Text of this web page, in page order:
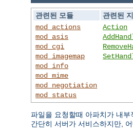
관련된 모듈
관련된
mod_actions
mod_asis
mod_cgi
mod_imagemap
mod_info
mod_mime
mod_negotiation
mod_status
Action
파일을 요청할때 아파치가 내
간단히 서버가 서비스하지만,